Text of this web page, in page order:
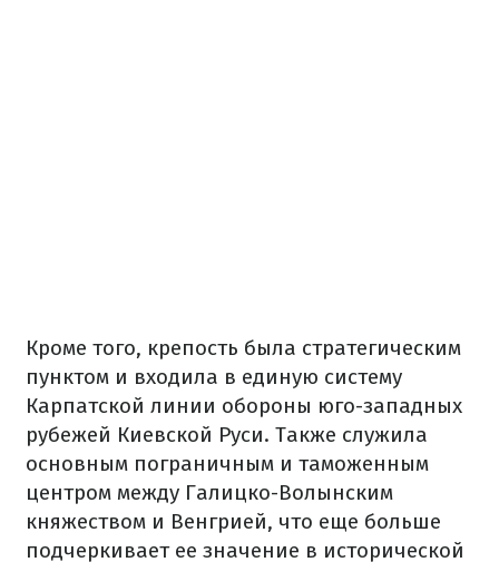
Кроме того, крепость была стратегическим
пунктом и входила в единую систему
Карпатской линии обороны юго-западных
рубежей Киевской Руси. Также служила
основным пограничным и таможенным
центром между Галицко-Волынским
княжеством и Венгрией, что еще больше
подчеркивает ее значение в исторической